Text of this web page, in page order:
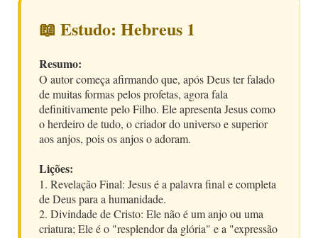
📖 Estudo: Hebreus 1
Resumo:
O autor começa afirmando que, após Deus ter falado
de muitas formas pelos profetas, agora fala
definitivamente pelo Filho. Ele apresenta Jesus como
o herdeiro de tudo, o criador do universo e superior
aos anjos, pois os anjos o adoram.
Lições:
1. Revelação Final: Jesus é a palavra final e completa
de Deus para a humanidade.
2. Divindade de Cristo: Ele não é um anjo ou uma
criatura; Ele é o "resplendor da glória" e a "expressão